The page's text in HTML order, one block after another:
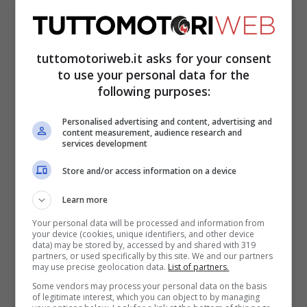
videoconferenza.“Per la berlina di classe E
e la station wagon abbiamo un V8, ma non
per la coupé e la cabriolet”.
di AMG, che per la prima volta è approdato
a un’auto a sei cilindri. Questo pacchetto
porta il programma diguida RACEcon
Drift Mode, un volante sportivo AMG e
pinze dei freni rosse.
Inoltre, non sono disponibili per i modelli
Coupé e Cabrio, ma quest’ultimi
tuttomotoriweb.it asks for your consent
to use your personal data for the
following purposes:
Personalised advertising and content, advertising and
content measurement, audience research and
services development
Store and/or access information on a device
Learn more
Your personal data will be processed and information from
your device (cookies, unique identifiers, and other device
data) may be stored by, accessed by and shared with 319
partners, or used specifically by this site. We and our partners
may use precise geolocation data. List of partners.
Some vendors may process your personal data on the basis
of legitimate interest, which you can object to by managing